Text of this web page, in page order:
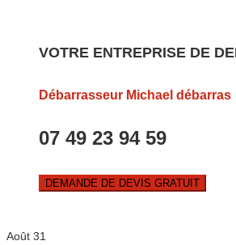
VOTRE ENTREPRISE DE
Débarrasseur Michael débarras
07 49 23 94 59
DEMANDE DE DEVIS GRATUIT
Août 31